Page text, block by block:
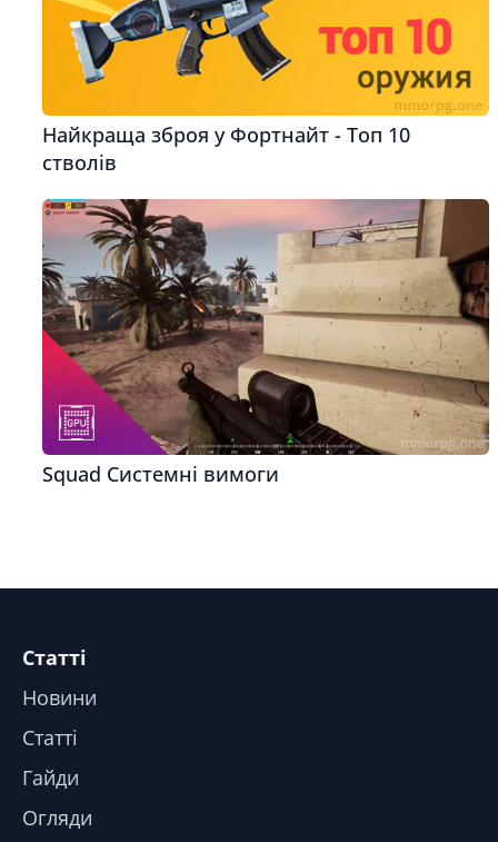
Найкраща зброя у Фортнайт - Топ 10
стволів
Squad Системні вимоги
Статті
Новини
Статті
Гайди
Огляди